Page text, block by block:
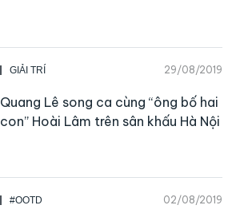
GIẢI TRÍ 29/08/2019
Quang Lê song ca cùng “ông bố hai
con” Hoài Lâm trên sân khấu Hà Nội
#OOTD 02/08/2019